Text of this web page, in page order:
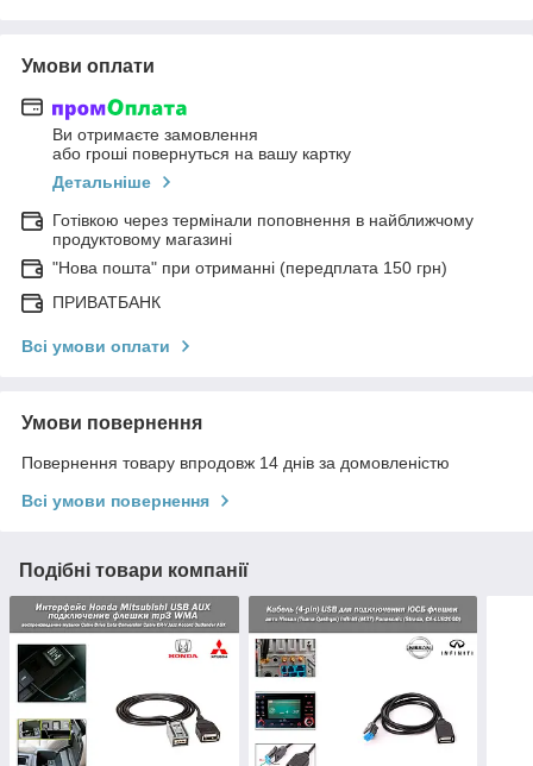
Умови оплати
Ви отримаєте замовлення
або гроші повернуться на вашу картку
Детальніше
Готівкою через термінали поповнення в найближчому
продуктовому магазині
"Нова пошта" при отриманні (передплата 150 грн)
ПРИВАТБАНК
Всі умови оплати
Умови повернення
Повернення товару впродовж 14 днів за домовленістю
Всі умови повернення
Подібні товари компанії